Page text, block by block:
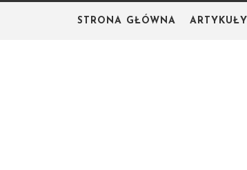
STRONA GŁÓWNA ARTYKUŁY